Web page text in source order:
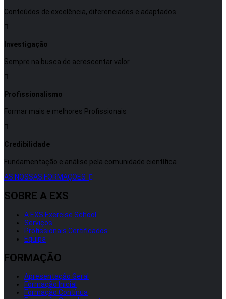
Conteúdos de excelência, diferenciados e adaptados
Investigação
Sempre na busca de acrescentar valor
Profissionalismo
Formar mais e melhores Profissionais
Credibilidade
Fundamentação e análise pela comunidade científica
AS NOSSAS FORMAÇÕES
SOBRE A EXS
A EXS Exercise School
Serviços
Profissionais Certificados
Equipa
FORMAÇÃO
Apresentação Geral
Formação Inicial
Formação Contínua